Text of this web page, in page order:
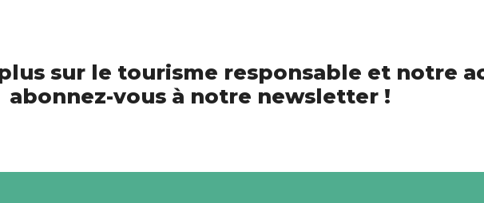
sur le tourisme responsable et notre
abonnez-vous à notre newsletter !